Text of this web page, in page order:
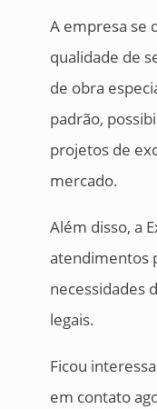
A empresa se
qualidade de
de obra
padrão,
projetos de
mercado.
Além disso, a
atendimentos
necessidades
legais.
Ficou
em contato